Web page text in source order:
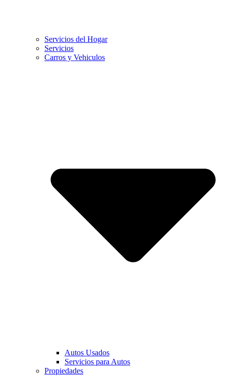
Servicios del Hogar
Servicios
Carros y Vehiculos
Autos Usados
Servicios para Autos
Propiedades